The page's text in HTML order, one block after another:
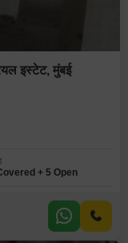
इस्टेट, मुंबई
+ 5 Open